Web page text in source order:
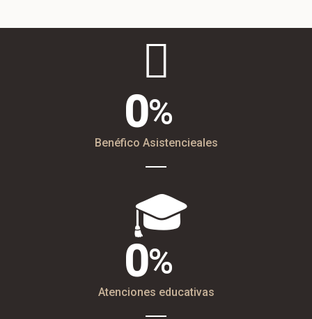
0
Benéfico Asistencieales
0
Atenciones educativas